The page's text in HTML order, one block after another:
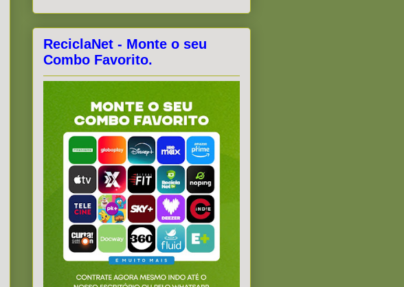
ReciclaNet - Monte o seu
Combo Favorito.